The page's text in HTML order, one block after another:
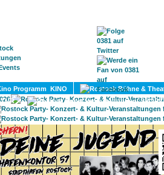
KONTAKT
KINO
SPORT